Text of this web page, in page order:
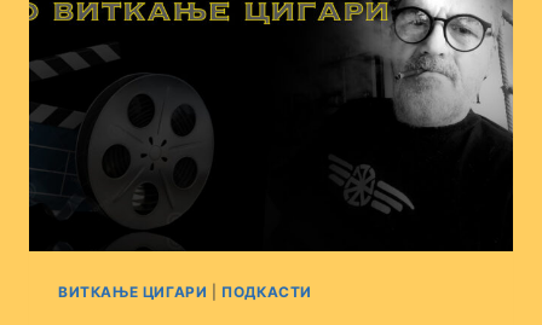
ВИТКАЊЕ ЦИГАРИ ПОДКАСТИ